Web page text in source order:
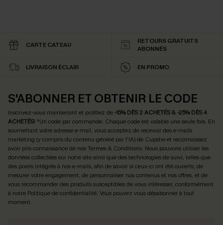
CARTE CATEAU
RETOURS GRATUITS
ABONNÉS
LIVRAISON ÉCLAIR EN PROMO
S'ABONNER ET OBTENIR LE CODE
Inscrivez-vous maintenant et profitez de -15% DÈS 2 ACHETÉS & -25% DÈS 4
ACHETÉS! *Un code par commande. Chaque code est valable une seule fois. En
soumettant votre adresse e-mail, vous acceptez de recevoir des e-mails
marketing (y compris du contenu généré par l'IA) de Cupshe et reconnaissez
avoir pris connaissance de nosTermes & Conditions. Nous pouvons utiliser les
données collectées sur notre site ainsi que des technologies de suivi, telles que
des pixels intégrés à nos e-mails, afin de savoir si ceux-ci ont été ouverts, de
mesurer votre engagement, de personnaliser nos contenus et nos offres, et de
vous recommander des produits susceptibles de vous intéresser, conformément
à notre Politique de confidentialité. Vous pouvez vous désabonner à tout
moment.